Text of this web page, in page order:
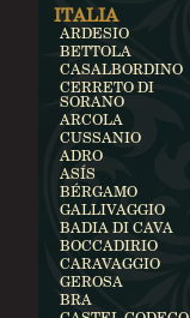
ITALIA
ARDESIO
BETTOLA
CASALBORDINO
CERRETO DI
SORANO
ARCOLA
CUSSANIO
ADRO
ASÍS
BÉRGAMO
GALLIVAGGIO
BADIA DI CAVA
BOCCADIRIO
CARAVAGGIO
GEROSA
BRA